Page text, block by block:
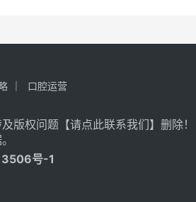
口腔运营
版权问题【请点此联系我们】 删除！
号-1